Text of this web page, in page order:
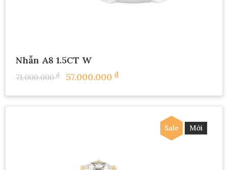
Nhẫn A8 1.5CT W
71.000.000₫ 57.000.000 ₫
Sale Mới